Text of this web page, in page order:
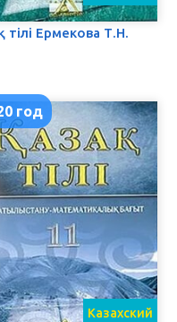
тілі Ермекова Т.Н.
год
Казахский